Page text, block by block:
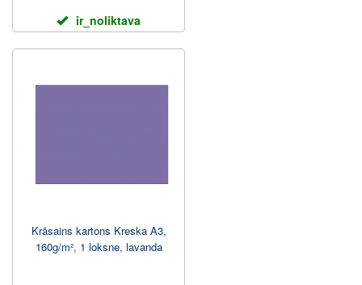
ir_noliktava
Krāsains kartons Kreska A3,
160g/m², 1 loksne, lavanda